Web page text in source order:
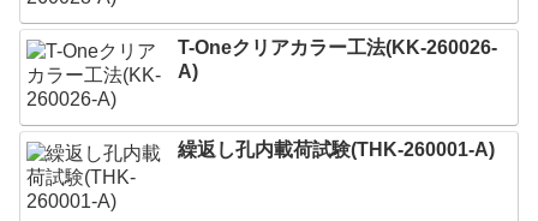
T-Oneクリアカラー工法(KK-260026-
A)
繰返し孔内載荷試験(THK-260001-A)